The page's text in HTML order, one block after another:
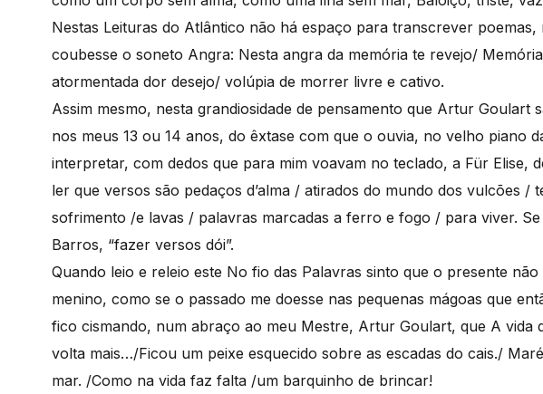
Nestas Leituras do Atlântico não há espaço para transcrever poemas,
coubesse o soneto Angra: Nesta angra da memória te revejo/
atormentada dor desejo/ volúpia de morrer livre e cativo.
Assim mesmo, nesta grandiosidade de pensamento que Artur Goulart
nos meus 13 ou 14 anos, do êxtase com que o ouvia, no velho piano
interpretar, com dedos que para mim voavam no teclado, a Für Elise,
ler que versos são pedaços d’alma / atirados do mundo dos vulcões /
sofrimento /e lavas / palavras marcadas a ferro e fogo / para viver.
Barros, “fazer versos dói”.
Quando leio e releio este No fio das Palavras sinto que o presente
menino, como se o passado me doesse nas pequenas mágoas que
fico cismando, num abraço ao meu Mestre, Artur Goulart, que A vida
volta mais…/Ficou um peixe esquecido sobre as escadas do cais./
mar. /Como na vida faz falta /um barquinho de brincar!